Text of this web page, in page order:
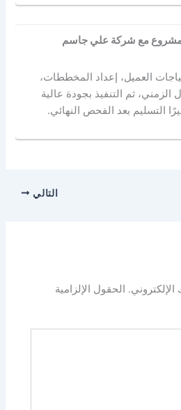
مع شركة علي جاسم
العميل، إعداد المخططات،
الزمني، ثم التنفيذ بجودة عالية
التسليم بعد الفحص النهائي.
التالي
الحقول الإلزامية